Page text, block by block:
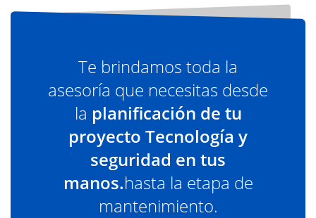
Te brindamos toda la
asesoría que necesitas desde
la planificación de tu
proyecto Tecnología y
seguridad en tus
manos.hasta la etapa de
mantenimiento.